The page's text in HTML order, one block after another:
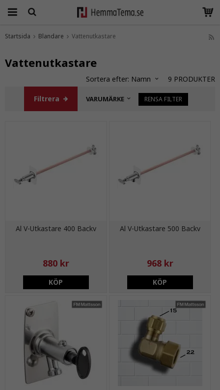
Startsida Blandare Vattenutkastare
Vattenutkastare
Sortera efter: Namn 9 PRODUKTER
Filtrera VARUMÄRKE RENSA FILTER
Al V-Utkastare 400 Backv
880 kr
KÖP
Al V-Utkastare 500 Backv
968 kr
KÖP